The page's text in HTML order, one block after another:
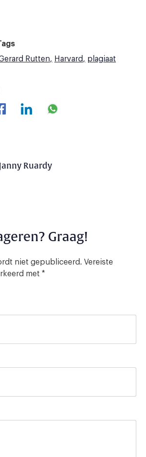
Rutten Harvard plagiaat
Ruardy
Graag!
niet gepubliceerd. Vereiste
met *